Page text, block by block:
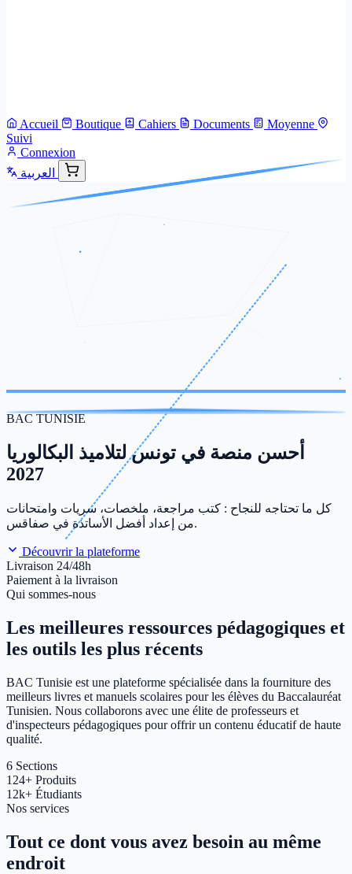
Accueil Boutique Cahiers Documents
Moyenne
Suivi
Connexion
العربية
BAC TUNISIE
أحسن منصة في تونس لتلاميذ البكالوريا
2027
كل ما تحتاجه للنجاح : كتب مراجعة، ملخصات، سريات وامتحانات
من إعداد أفضل الأساتذة في صفاقس.
Découvrir la plateforme
Livraison 24/48h
Paiement à la livraison
Qui sommes-nous
Les meilleures ressources pédagogiques et
les outils les plus récents
BAC Tunisie est une plateforme spécialisée dans la fourniture des
meilleurs livres et manuels scolaires pour les élèves du Baccalauréat
Tunisien. Nous collaborons avec une élite de professeurs et
d'inspecteurs pédagogiques pour offrir un contenu éducatif de haute
qualité.
6 Sections
124+ Produits
12k+ Étudiants
Nos services
Tout ce dont vous avez besoin au même
endroit